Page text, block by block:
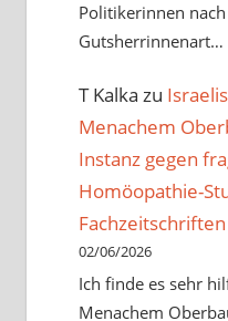
Politikerinnen
Gutsherrinnenart…
T Kalka zu
Menachem
Instanz gegen
Homöopathie-
Fachzeitschriften
02/06/2026
Ich finde es sehr
Menachem